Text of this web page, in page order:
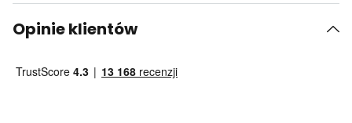
Opinie klientów